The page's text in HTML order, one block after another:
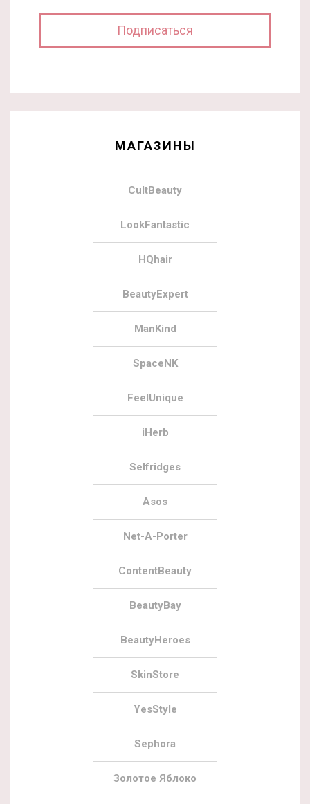
МАГАЗИНЫ
CultBeauty
LookFantastic
HQhair
BeautyExpert
ManKind
SpaceNK
FeelUnique
iHerb
Selfridges
Asos
Net-A-Porter
ContentBeauty
BeautyBay
BeautyHeroes
SkinStore
YesStyle
Sephora
Золотое Яблоко